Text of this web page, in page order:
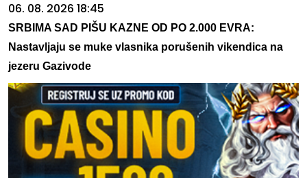
06. 08. 2026 18:45
SRBIMA SAD PIŠU KAZNE OD PO 2.000 EVRA:
Nastavljaju se muke vlasnika porušenih vikendica na
jezeru Gazivode